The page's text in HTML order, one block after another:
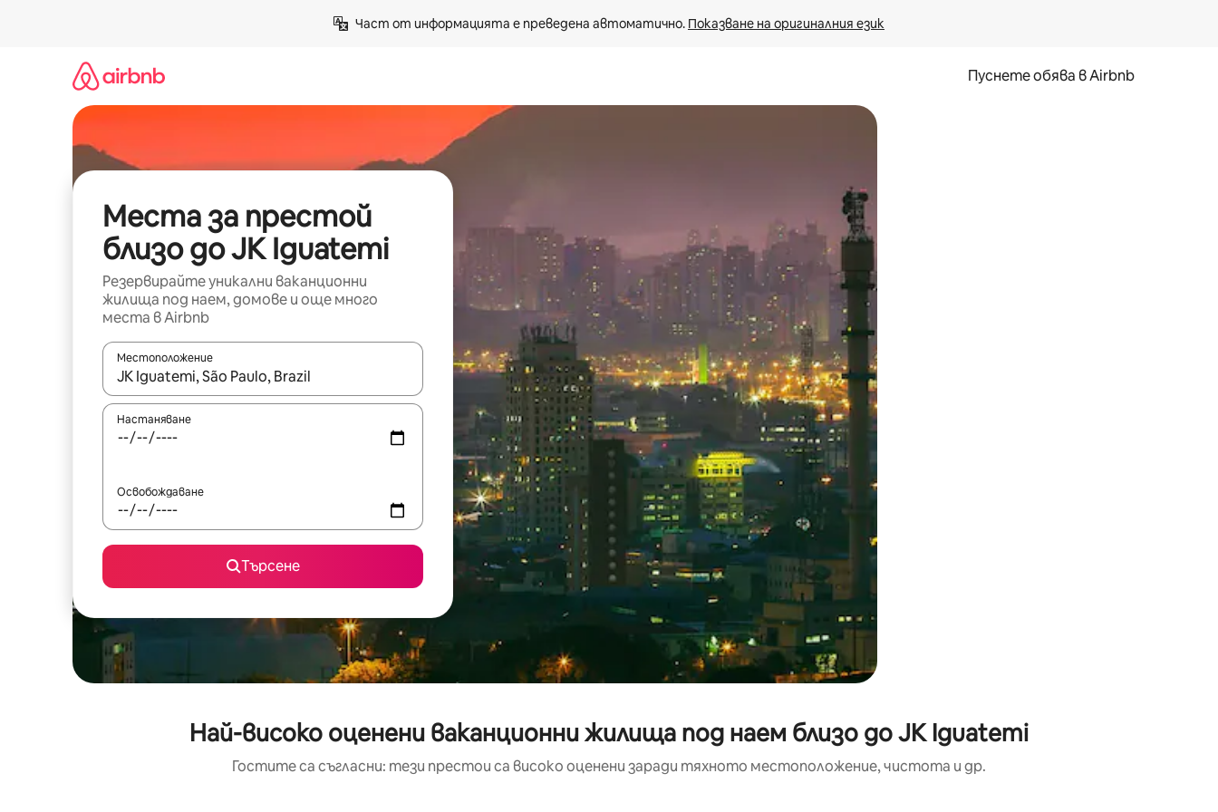
Част от информацията е преведена автоматично. Показване на оригиналния език
Пуснете обява в Airbnb
Места за престой
близо до JK Iguatemi
Резервирайте уникални ваканционни
жилища под наем, домове и още много
места в Airbnb
Местоположение
Когато резултатите се покажат, използвайте клавишите със стрелки нагоре и надолу или навигирайте с докосване или плъзгане.
Настаняване
Освобождаване
Търсене
Най-високо оценени ваканционни жилища под наем близо до JK Iguatemi
Гостите са съгласни: тези престои са високо оценени заради тяхното местоположение, чистота и др.